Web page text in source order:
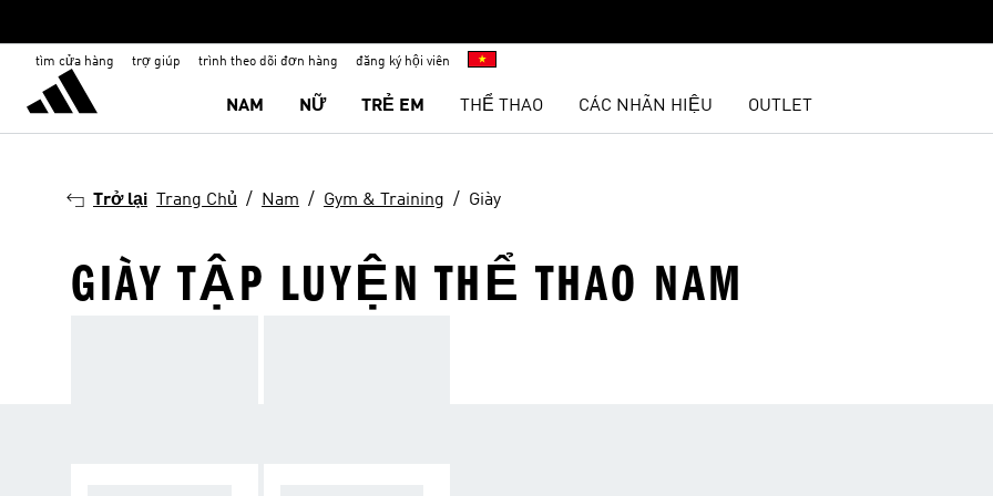
tìm cửa hàng trợ giúp trình theo dõi đơn hàng đăng ký hội viên
NAM NỮ TRẺ EM THỂ THAO CÁC NHÃN HIỆU OUTLET
Trở lại Trang Chủ Nam Gym & Training Giày
GIÀY TẬP LUYỆN THỂ THAO NAM